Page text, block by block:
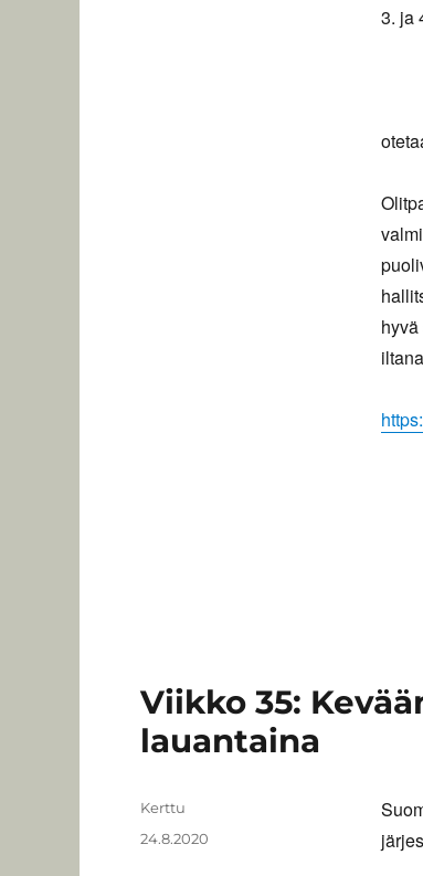
3. ja
Viikko 35:
lauantaina
Kirjoittaja
Kerttu
Julkaistu
24.8.2020